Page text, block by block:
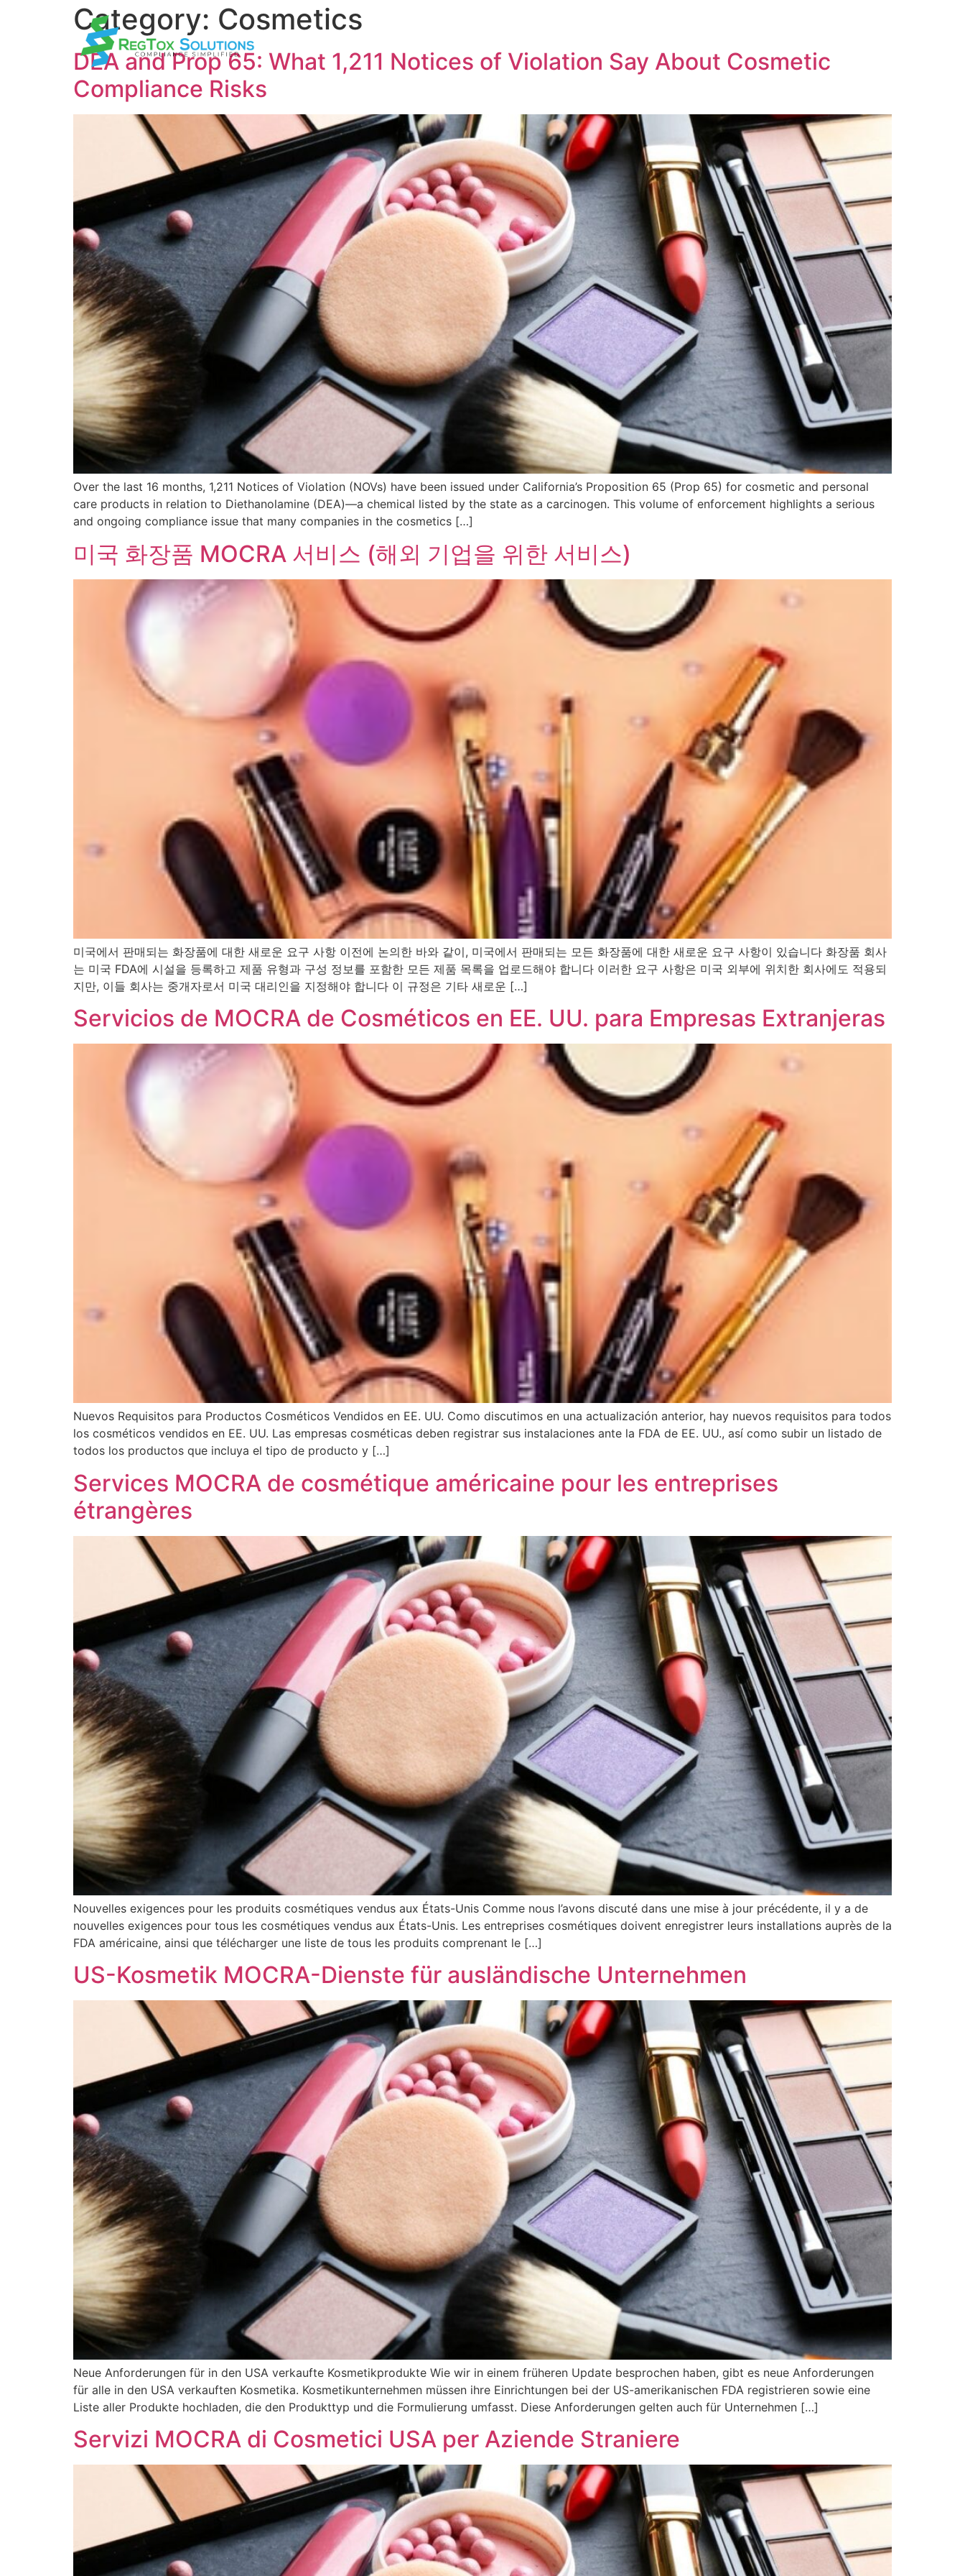
Category: Cosmetics
DEA and Prop 65: What 1,211 Notices of Violation Say About Cosmetic
Compliance Risks
Over the last 16 months, 1,211 Notices of Violation (NOVs) have been issued under California’s Proposition 65 (Prop 65) for cosmetic and personal
care products in relation to Diethanolamine (DEA)—a chemical listed by the state as a carcinogen. This volume of enforcement highlights a serious
and ongoing compliance issue that many companies in the cosmetics […]
미국 화장품 MOCRA 서비스 (해외 기업을 위한 서비스)
미국에서 판매되는 화장품에 대한 새로운 요구 사항 이전에 논의한 바와 같이, 미국에서 판매되는 모든 화장품에 대한 새로운 요구 사항이 있습니다 화장품 회사
는 미국 FDA에 시설을 등록하고 제품 유형과 구성 정보를 포함한 모든 제품 목록을 업로드해야 합니다 이러한 요구 사항은 미국 외부에 위치한 회사에도 적용되
지만, 이들 회사는 중개자로서 미국 대리인을 지정해야 합니다 이 규정은 기타 새로운 […]
Servicios de MOCRA de Cosméticos en EE. UU. para Empresas Extranjeras
Nuevos Requisitos para Productos Cosméticos Vendidos en EE. UU. Como discutimos en una actualización anterior, hay nuevos requisitos para todos
los cosméticos vendidos en EE. UU. Las empresas cosméticas deben registrar sus instalaciones ante la FDA de EE. UU., así como subir un listado de
todos los productos que incluya el tipo de producto y […]
Services MOCRA de cosmétique américaine pour les entreprises
étrangères
Nouvelles exigences pour les produits cosmétiques vendus aux États-Unis Comme nous l’avons discuté dans une mise à jour précédente, il y a de
nouvelles exigences pour tous les cosmétiques vendus aux États-Unis. Les entreprises cosmétiques doivent enregistrer leurs installations auprès de la
FDA américaine, ainsi que télécharger une liste de tous les produits comprenant le […]
US-Kosmetik MOCRA-Dienste für ausländische Unternehmen
Neue Anforderungen für in den USA verkaufte Kosmetikprodukte Wie wir in einem früheren Update besprochen haben, gibt es neue Anforderungen
für alle in den USA verkauften Kosmetika. Kosmetikunternehmen müssen ihre Einrichtungen bei der US-amerikanischen FDA registrieren sowie eine
Liste aller Produkte hochladen, die den Produkttyp und die Formulierung umfasst. Diese Anforderungen gelten auch für Unternehmen […]
Servizi MOCRA di Cosmetici USA per Aziende Straniere